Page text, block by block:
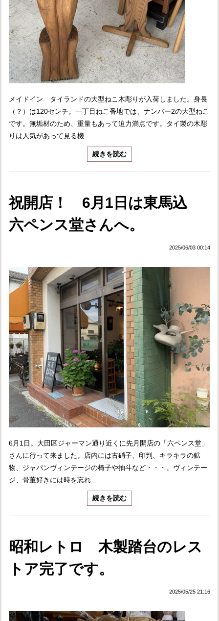
メイドイン タイランドの大型ねこ木彫りが入荷しました。身長
（？）は120センチ。一丁目ねこ番地では、ナンバー2の大型ねこ
です。無垢材のため、重量もあって迫力満点です。タイ製の木彫
りは人気があって見る機...
続きを読む
祝開店！ 6月1日は東馬込
六ペンス堂さんへ。
2025/06/03 00:14
6月1日。大田区ジャーマン通り近くに先月開店の「六ペンス堂」
さんに行って来ました。店内には古硝子、印判、キラキラの鉱
物、ジャパンヴィンテージの椅子や抽斗など・・・。ヴィンテー
ジ、骨董好きには時を忘れ...
続きを読む
昭和レトロ 木製踏台のレス
トア完了です。
2025/05/25 21:16